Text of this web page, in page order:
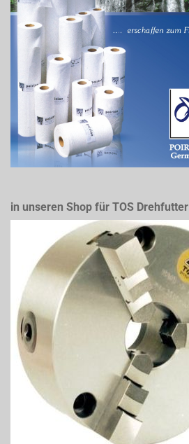
in unseren Shop für TOS Drehfutter